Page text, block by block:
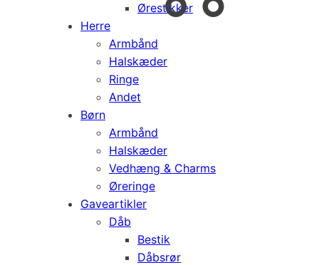
Ørestikker
Herre
Armbånd
Halskæder
Ringe
Andet
Børn
Armbånd
Halskæder
Vedhæng & Charms
Øreringe
Gaveartikler
Dåb
Bestik
Dåbsrør